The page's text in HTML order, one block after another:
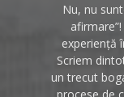
Nu, nu
experiență
Scriem
un trecut